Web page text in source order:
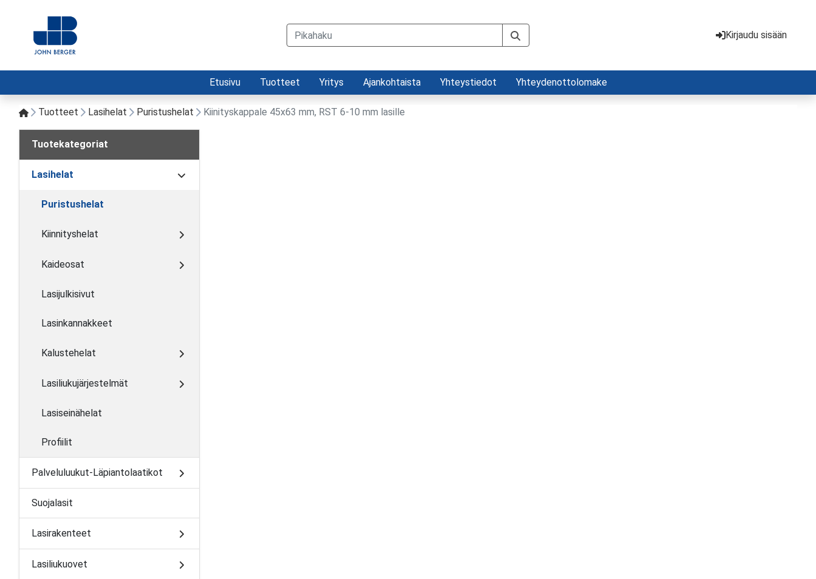
Kirjaudu sisään
Etusivu Tuotteet Yritys Ajankohtaista Yhteystiedot Yhteydenottolomake
Tuotteet Lasihelat Puristushelat Kiinityskappale 45x63 mm, RST 6-10 mm lasille
Tuotekategoriat
Lasihelat
Puristushelat
Kiinnityshelat
Kaideosat
Lasijulkisivut
Lasinkannakkeet
Kalustehelat
Lasiliukujärjestelmät
Lasiseinähelat
Profiilit
Palveluluukut-Läpiantolaatikot
Suojalasit
Lasirakenteet
Lasiliukuovet